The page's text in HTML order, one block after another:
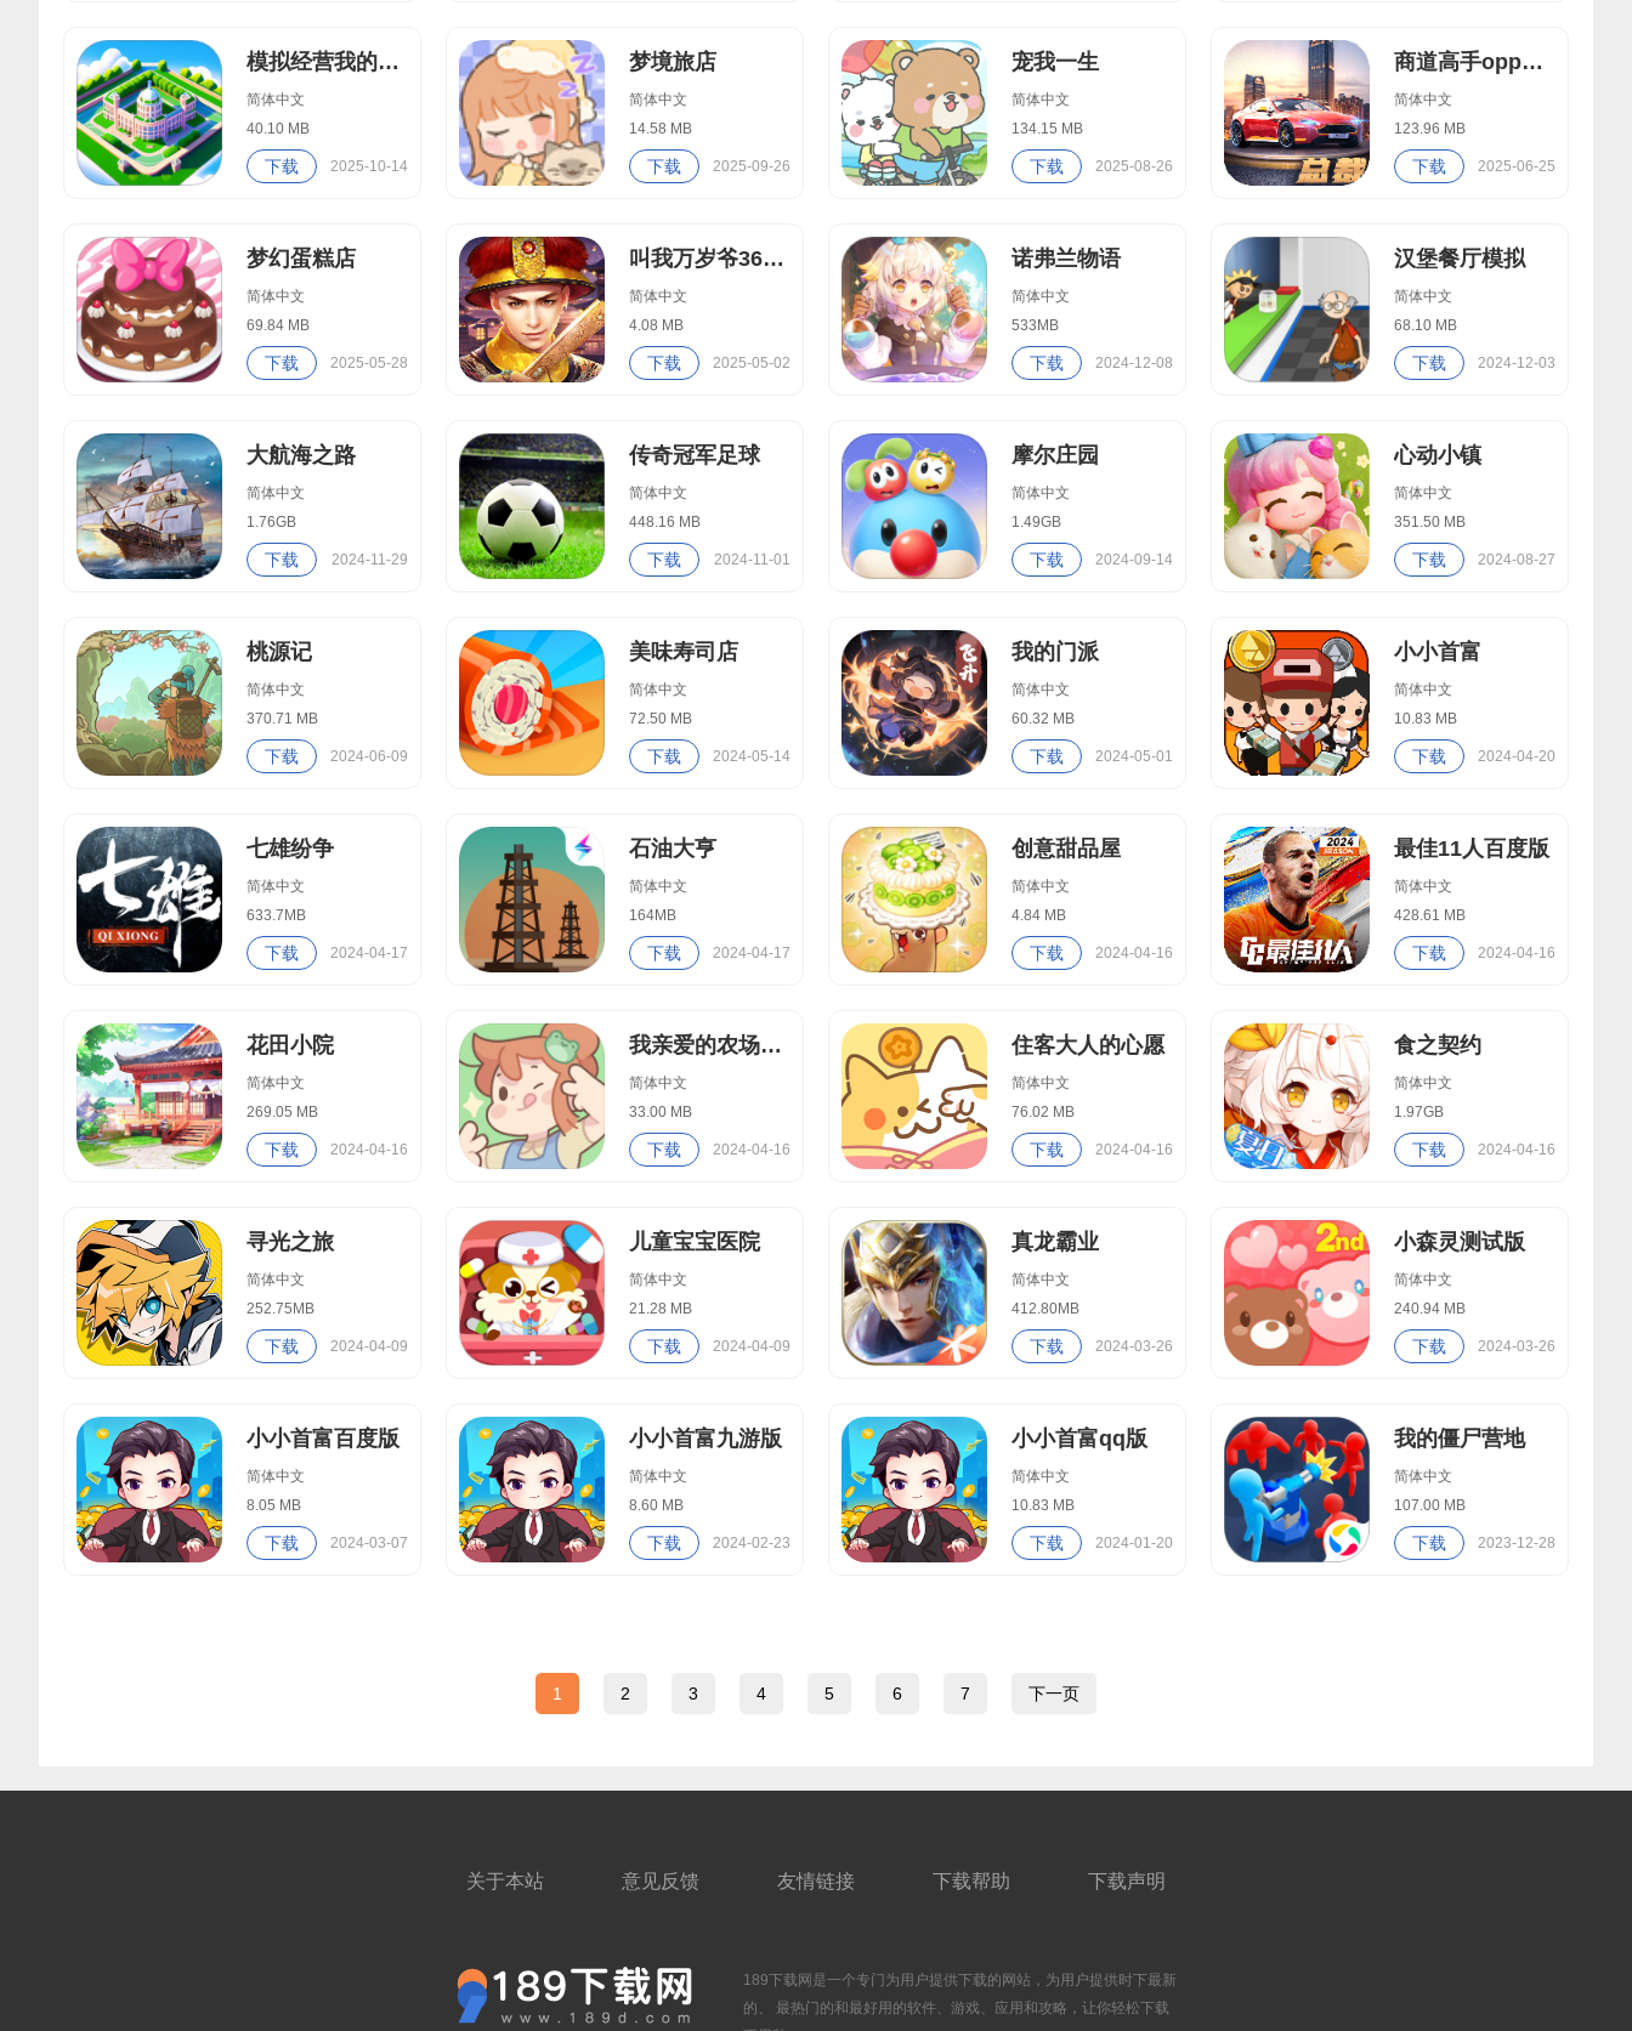
模拟经营我的大学
简体中文
40.10 MB
下载 2025-10-14
梦境旅店
简体中文
14.58 MB
下载 2025-09-26
宠我一生
简体中文
134.15 MB
下载 2025-08-26
商道高手oppo版
简体中文
123.96 MB
下载 2025-06-25
梦幻蛋糕店
简体中文
69.84 MB
下载 2025-05-28
叫我万岁爷360版
简体中文
4.08 MB
下载 2025-05-02
诺弗兰物语
简体中文
533MB
下载 2024-12-08
汉堡餐厅模拟
简体中文
68.10 MB
下载 2024-12-03
大航海之路
简体中文
1.76GB
下载 2024-11-29
传奇冠军足球
简体中文
448.16 MB
下载 2024-11-01
摩尔庄园
简体中文
1.49GB
下载 2024-09-14
心动小镇
简体中文
351.50 MB
下载 2024-08-27
桃源记
简体中文
370.71 MB
下载 2024-06-09
美味寿司店
简体中文
72.50 MB
下载 2024-05-14
我的门派
简体中文
60.32 MB
下载 2024-05-01
小小首富
简体中文
10.83 MB
下载 2024-04-20
七雄纷争
简体中文
633.7MB
下载 2024-04-17
石油大亨
简体中文
164MB
下载 2024-04-17
创意甜品屋
简体中文
4.84 MB
下载 2024-04-16
最佳11人百度版
简体中文
428.61 MB
下载 2024-04-16
花田小院
简体中文
269.05 MB
下载 2024-04-16
我亲爱的农场中文版
简体中文
33.00 MB
下载 2024-04-16
住客大人的心愿
简体中文
76.02 MB
下载 2024-04-16
食之契约
简体中文
1.97GB
下载 2024-04-16
寻光之旅
简体中文
252.75MB
下载 2024-04-09
儿童宝宝医院
简体中文
21.28 MB
下载 2024-04-09
真龙霸业
简体中文
412.80MB
下载 2024-03-26
小森灵测试版
简体中文
240.94 MB
下载 2024-03-26
小小首富百度版
简体中文
8.05 MB
下载 2024-03-07
小小首富九游版
简体中文
8.60 MB
下载 2024-02-23
小小首富qq版
简体中文
10.83 MB
下载 2024-01-20
我的僵尸营地
简体中文
107.00 MB
下载 2023-12-28
1 2 3 4 5 6 7 下一页
关于本站 意见反馈 友情链接 下载帮助 下载声明
189下载网是一个专门为用户提供下载的网站，为用户提供时下最新
的、 最热门的和最好用的软件、游戏、应用和攻略，让你轻松下载